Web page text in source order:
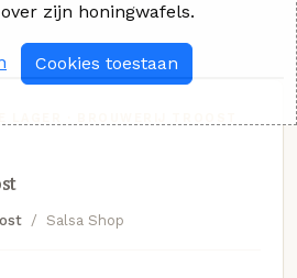
Salsa Shop
zijn honingwafels.
Cookies toestaan